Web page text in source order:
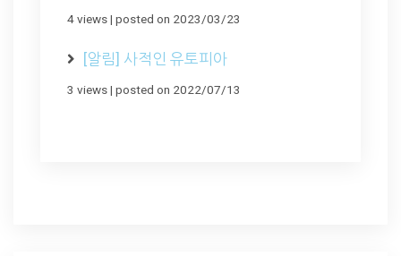
4 views| posted on 2023/03/23
[알림] 사적인 유토피아
3 views| posted on 2022/07/13